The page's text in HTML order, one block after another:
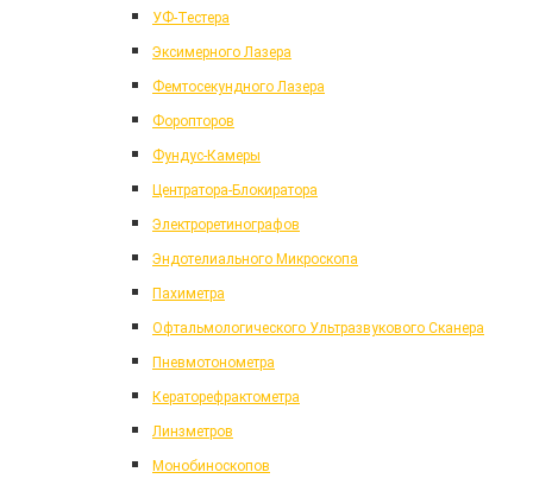
УФ-Тестера
Эксимерного Лазера
Фемтосекундного Лазера
Форопторов
Фундус-Камеры
Центратора-Блокиратора
Электроретинографов
Эндотелиального Микроскопа
Пахиметра
Офтальмологического Ультразвукового Сканера
Пневмотонометра
Кераторефрактометра
Линзметров
Монобиноскопов